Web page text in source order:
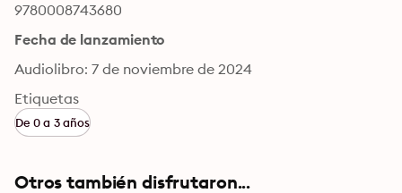
9780008743680
Fecha de lanzamiento
Audiolibro: 7 de noviembre de 2024
Etiquetas
De 0 a 3 años
Otros también disfrutaron...